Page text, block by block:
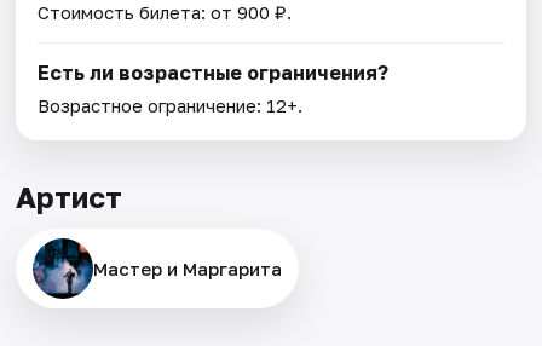
Стоимость билета: от 900 ₽.
Есть ли возрастные ограничения?
Возрастное ограничение: 12+.
Артист
Мастер и Маргарита